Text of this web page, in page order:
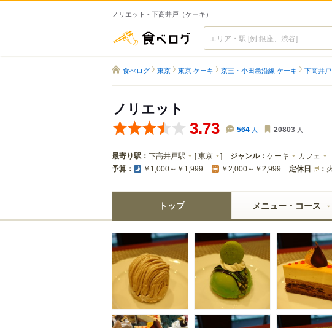
ノリエット - 下高井戸（ケーキ）
食べログ
食べログ 東京 東京 ケーキ 京王・小田急沿線 ケーキ 下高井
ノリエット
3.73 564 人 20803 人
最寄り駅： 下高井戸駅 [東京 ] ジャンル： ケーキ カフェ
予算： ￥1,000～￥1,999 ￥2,000～￥2,999 定休日 ：
トップ メニュー・コース